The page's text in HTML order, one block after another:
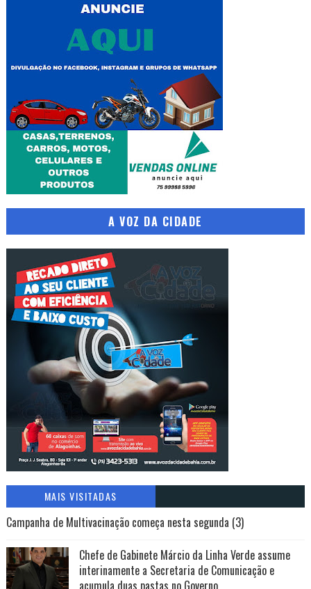
A VOZ DA CIDADE
MAIS VISITADAS
Campanha de Multivacinação começa nesta segunda (3)
Chefe de Gabinete Márcio da Linha Verde assume
interinamente a Secretaria de Comunicação e
acumula duas pastas no Governo